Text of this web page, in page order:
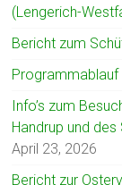
(Lengerich-
Bericht zum
Info’s zum
Handrup und
April 23, 2026
Bericht zur